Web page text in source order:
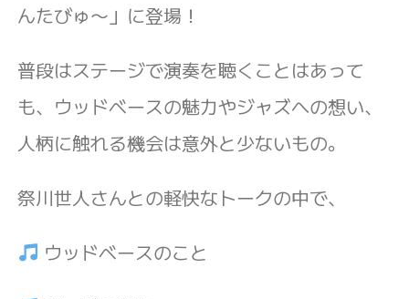
んたびゅ〜」に登場！
普段はステージで演奏を聴くことはあって
も、ウッドベースの魅力やジャズへの想い、
人柄に触れる機会は意外と少ないもの。
祭川世人さんとの軽快なトークの中で、
ウッドベースのこと